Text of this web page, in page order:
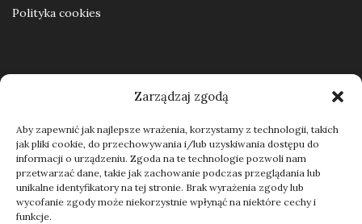
Zarządzaj zgodą
Aby zapewnić jak najlepsze wrażenia, korzystamy z technologii, takich
jak pliki cookie, do przechowywania i/lub uzyskiwania dostępu do
informacji o urządzeniu. Zgoda na te technologie pozwoli nam
przetwarzać dane, takie jak zachowanie podczas przeglądania lub
unikalne identyfikatory na tej stronie. Brak wyrażenia zgody lub
wycofanie zgody może niekorzystnie wpłynąć na niektóre cechy i
funkcje.
Polityka cookies
Kontakt